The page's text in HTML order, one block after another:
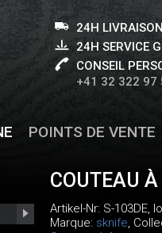
24H
24H SERVICE
CONSEIL
+41 32 322 97
POINTS DE VENTE
COUTEAU
Artikel-Nr: S-103DE,
Marque: sknife,